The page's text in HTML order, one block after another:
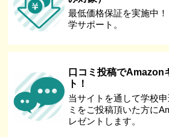
最低価格保証を実施中
学サポート。
口コミ投稿でAmazon
ト！
当サイトを通して学校
ミをご投稿頂いた方に
レゼントします。